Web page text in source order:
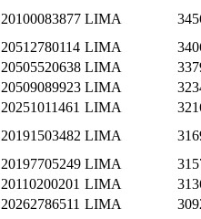
20100083877 LIMA
20512780114 LIMA
20505520638 LIMA
20509089923 LIMA
20251011461 LIMA
20191503482 LIMA
20197705249 LIMA
20110200201 LIMA
20262786511 LIMA